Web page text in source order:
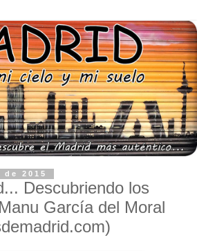
2015
Descubriendo los
García del Moral